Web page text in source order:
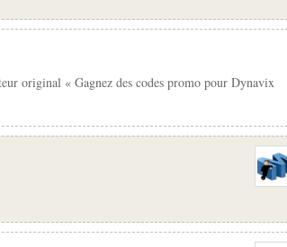
original « Gagnez des codes promo pour Dynavix